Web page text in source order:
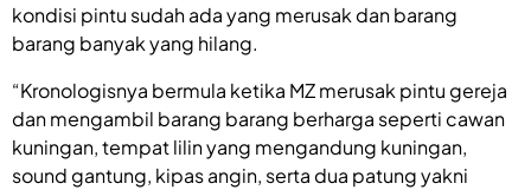
kondisi pintu sudah ada yang merusak dan barang
barang banyak yang hilang.
“Kronologisnya bermula ketika MZ merusak pintu gereja
dan mengambil barang barang berharga seperti cawan
kuningan, tempat lilin yang mengandung kuningan,
sound gantung, kipas angin, serta dua patung yakni